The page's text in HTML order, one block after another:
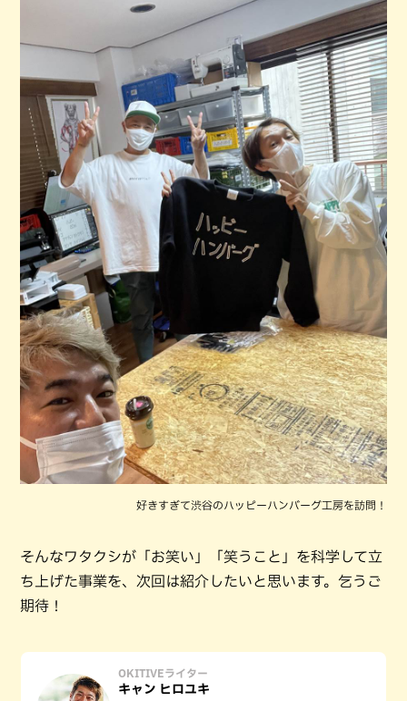
好きすぎて渋谷のハッピーハンバーグ工房を訪問！
そんなワタクシが「お笑い」「笑うこと」を科学して立
ち上げた事業を、次回は紹介したいと思います。乞うご
期待！
OKITIVEライター
キャン ヒロユキ